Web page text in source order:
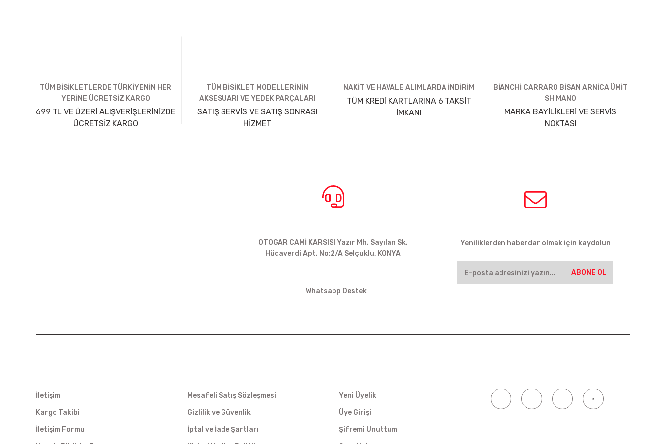
TÜM BİSİKLETLERDE TÜRKİYENİN HER
YERİNE ÜCRETSİZ KARGO
699 TL VE ÜZERİ ALIŞVERİŞLERİNİZDE
ÜCRETSİZ KARGO
TÜM BİSİKLET MODELLERİNİN
AKSESUARI VE YEDEK PARÇALARI
SATIŞ SERVİS VE SATIŞ SONRASI
HİZMET
NAKİT VE HAVALE ALIMLARDA İNDİRİM
TÜM KREDİ KARTLARINA 6 TAKSİT
İMKANI
BİANCHİ CARRARO BİSAN ARNİCA ÜMİT
SHIMANO
MARKA BAYİLİKLERİ VE SERVİS
NOKTASI
OTOGAR CAMİ KARSISI Yazır Mh. Sayılan Sk.
Hüdaverdi Apt. No:2/A Selçuklu, KONYA
Whatsapp Destek
Yeniliklerden haberdar olmak için kaydolun
ABONE OL
İletişim
Kargo Takibi
İletişim Formu
Mesafeli Satış Sözleşmesi
Gizlilik ve Güvenlik
İptal ve İade Şartları
Yeni Üyelik
Üye Girişi
Şifremi Unuttum